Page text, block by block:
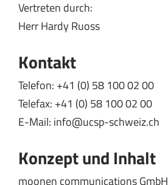
Vertreten durch:
Herr Hardy Ruoss
Kontakt
Telefon: +41 (0) 58 100 02 00
Telefax: +41 (0) 58 100 02 00
E-Mail: info@ucsp-schweiz.ch
Konzept und Inhalt
moonen communications GmbH